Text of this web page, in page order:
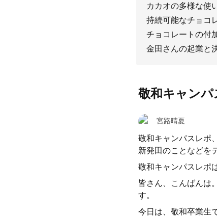
カカオの多様な使
持続可能なチョコ
チョコレートの付
金田さんの起業と
敬和キャン
宮路晴夏
敬和キャンパスレポ
新発田のことなどを
敬和キャンパスレポ
皆さん、こんばんは
す。
今日は、敬和卒業生